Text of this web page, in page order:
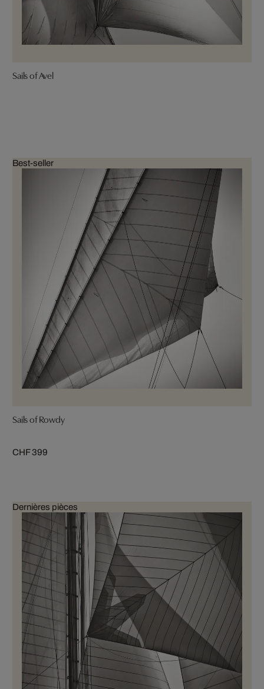
Sails of Avel
Best-seller
Sails of Rowdy
CHF 399
Dernières pièces